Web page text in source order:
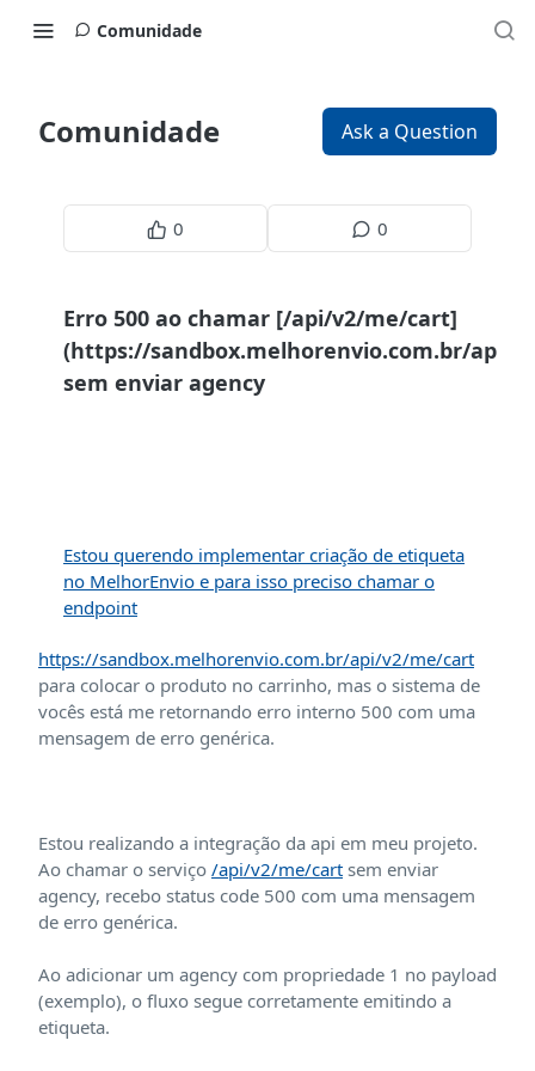
Comunidade
Comunidade Ask a Question
0 0
Erro 500 ao chamar [/api/v2/me/cart]
(https://sandbox.melhorenvio.com.br/api/
sem enviar agency
Estou querendo implementar criação de etiqueta
no MelhorEnvio e para isso preciso chamar o
endpoint
https://sandbox.melhorenvio.com.br/api/v2/me/cart
para colocar o produto no carrinho, mas o sistema de
vocês está me retornando erro interno 500 com uma
mensagem de erro genérica.
Estou realizando a integração da api em meu projeto.
Ao chamar o serviço /api/v2/me/cart sem enviar
agency, recebo status code 500 com uma mensagem
de erro genérica.
Ao adicionar um agency com propriedade 1 no payload
(exemplo), o fluxo segue corretamente emitindo a
etiqueta.